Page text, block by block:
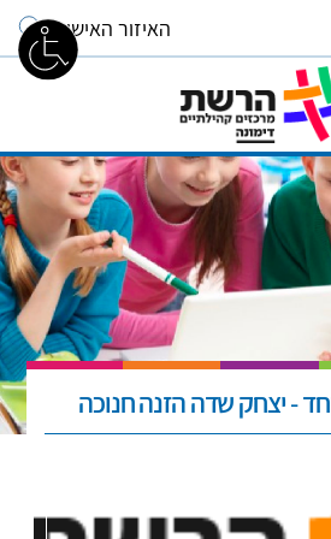
האיזור האישי
- יצחק שדה הזנה חנוכה